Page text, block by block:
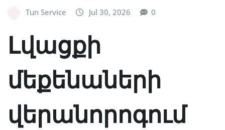
Tun Service Jul 30, 2026 0
Լվացքի
մեքենաների
վերանորոգում